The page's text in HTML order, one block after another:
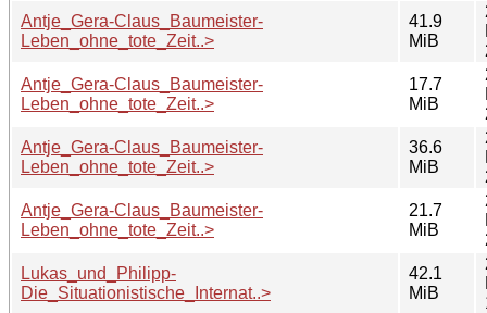
Antje_Gera-Claus_Baumeister-
Leben_ohne_tote_Zeit..>
41.9
MiB
Antje_Gera-Claus_Baumeister-
Leben_ohne_tote_Zeit..>
17.7
MiB
Antje_Gera-Claus_Baumeister-
Leben_ohne_tote_Zeit..>
36.6
MiB
Antje_Gera-Claus_Baumeister-
Leben_ohne_tote_Zeit..>
21.7
MiB
Lukas_und_Philipp-
Die_Situationistische_Internat..>
42.1
MiB